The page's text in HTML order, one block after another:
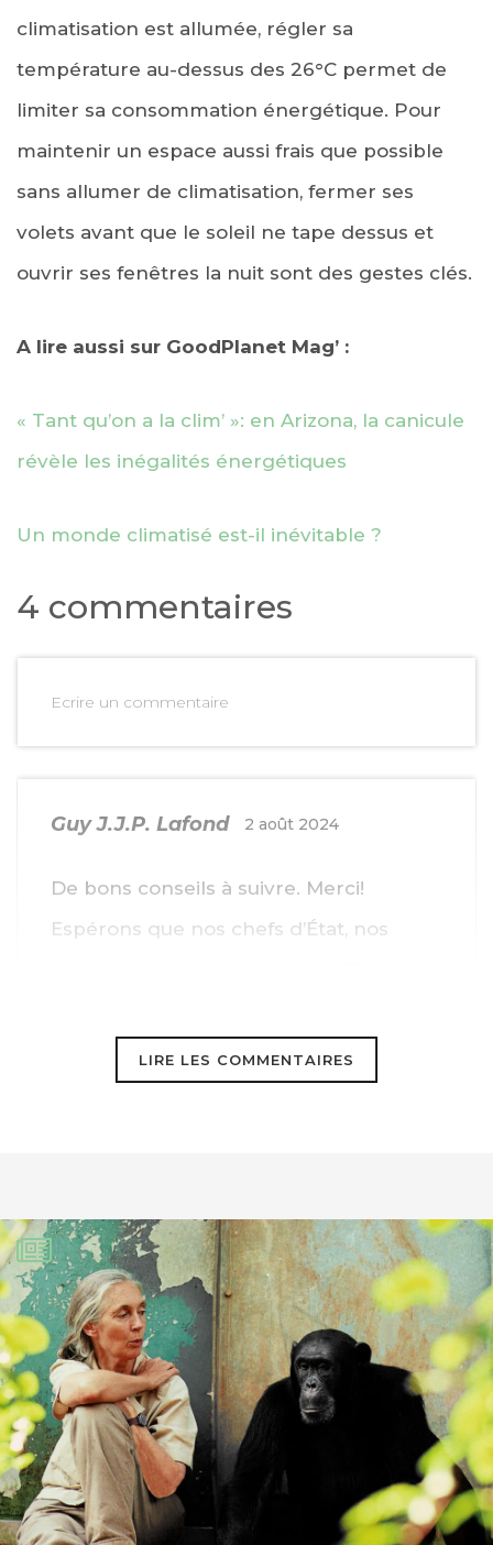
climatisation est allumée, régler sa
température au-dessus des 26°C permet de
limiter sa consommation énergétique. Pour
maintenir un espace aussi frais que possible
sans allumer de climatisation, fermer ses
volets avant que le soleil ne tape dessus et
ouvrir ses fenêtres la nuit sont des gestes clés.
A lire aussi sur GoodPlanet Mag’ :
« Tant qu’on a la clim’ »: en Arizona, la canicule
révèle les inégalités énergétiques
Un monde climatisé est-il inévitable ?
4 commentaires
Ecrire un commentaire
Guy J.J.P. Lafond 2 août 2024
De bons conseils à suivre. Merci!
Espérons que nos chefs d’État, nos
aussi ces bons conseils.
https://mobile.twitter.com/UNBiodiversity/
ETIENNE Annie 2 août 2024
Ah ah ah ah ; ça me fais bien rire :
fermer les volets avant que le soleil ne
tape TROP dessus …. surtout les volets
LIRE LES COMMENTAIRES